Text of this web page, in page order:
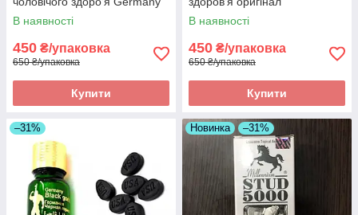
must state оригінал
В наявності
450 ₴/упаковка
650 ₴/упаковка
Купити
В наявності
450 ₴/упаковка
650 ₴/упаковка
Купити
–31% Новинка –31%